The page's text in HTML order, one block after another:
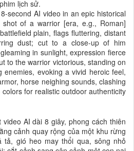
lịch sử.
second AI video in an epic historical
of a warrior [era, e.g., Roman]
plain, flags fluttering, distant
dust; cut to a close-up of him
in sunlight, expression fierce
to the warrior victorious, standing on
enemies, evoking a vivid heroic feel,
horse neighing sounds, clashing
for realistic outdoor authenticity
AI dài 8 giây, phong cách thiên
cảnh quay rộng của một khu rừng
gió heo may thổi qua, sông nhỏ